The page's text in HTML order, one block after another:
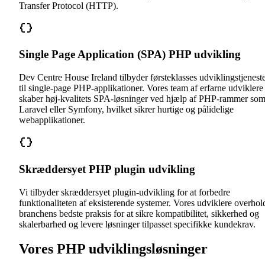
Transfer Protocol (HTTP).
Single Page Application (SPA) PHP udvikling
Dev Centre House Ireland tilbyder førsteklasses
til single-page PHP-applikationer. Vores team af erfarne udviklere
skaber høj-kvalitets SPA-løsninger ved hjælp af PHP-rammer som
Laravel eller Symfony, hvilket sikrer hurtige og pålidelige
webapplikationer.
Skræddersyet PHP plugin udvikling
Vi tilbyder skræddersyet plugin-udvikling for at forbedre
funktionaliteten af eksisterende systemer. Vores udviklere
branchens bedste praksis for at sikre kompatibilitet, sikkerhed og
skalerbarhed og levere løsninger tilpasset specifikke kundekrav.
Vores PHP udviklingsløsninger